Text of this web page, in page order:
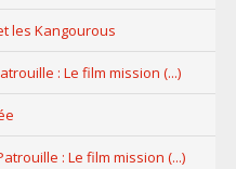
les Kangourous
: Le film mission (...)
: Le film mission (...)